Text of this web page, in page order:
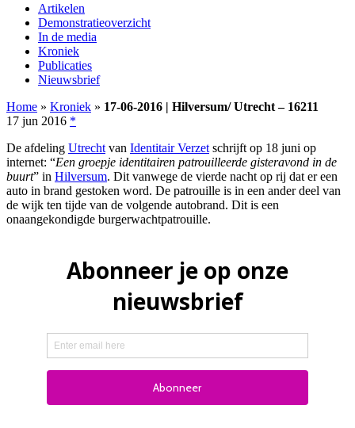
Artikelen
Demonstratieoverzicht
In de media
Kroniek
Publicaties
Nieuwsbrief
Home » Kroniek » 17-06-2016 | Hilversum/ Utrecht – 16211
17 jun 2016 *
De afdeling Utrecht van Identitair Verzet schrijft op 18 juni op
internet: “Een groepje identitairen patrouilleerde gisteravond in de
buurt” in Hilversum. Dit vanwege de vierde nacht op rij dat er een
auto in brand gestoken word. De patrouille is in een ander deel van
de wijk ten tijde van de volgende autobrand. Dit is een
onaangekondigde burgerwachtpatrouille.